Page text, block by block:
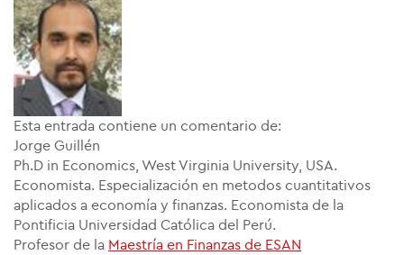
Esta entrada contiene un comentario de:
Jorge Guillén
Ph.D in Economics, West Virginia University, USA.
Economista. Especialización en metodos cuantitativos
aplicados a economía y finanzas. Economista de la
Pontificia Universidad Católica del Perú.
Profesor de la Maestría en Finanzas de ESAN